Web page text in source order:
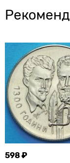
598 ₽